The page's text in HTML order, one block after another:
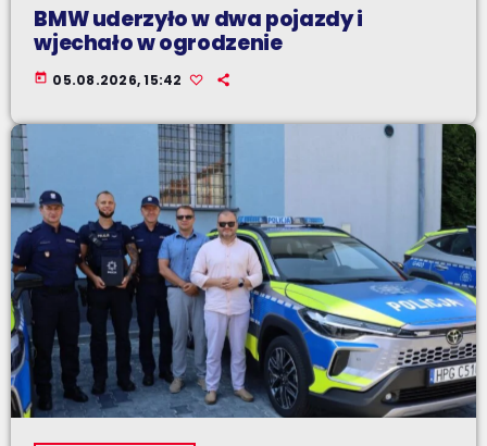
BMW uderzyło w dwa pojazdy i
wjechało w ogrodzenie
today 05.08.2026, 15:42